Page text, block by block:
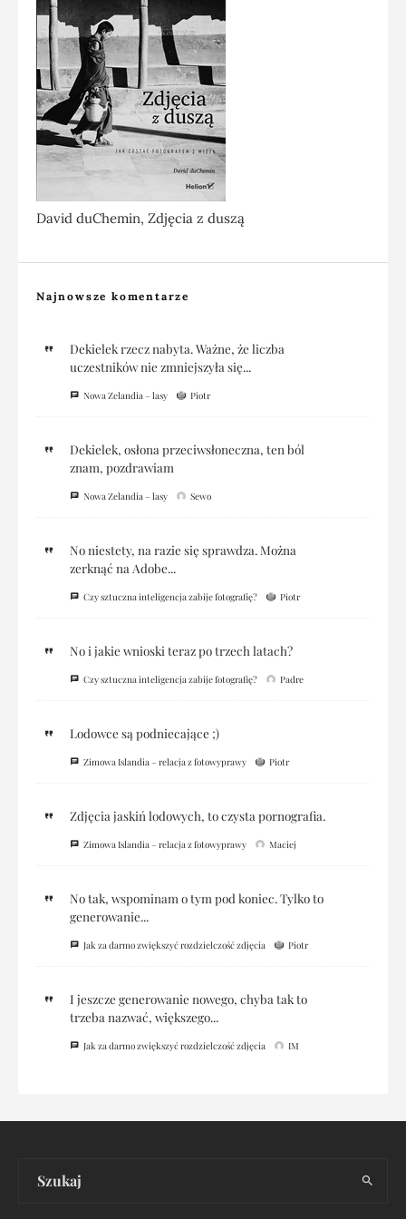
David duChemin, Zdjęcia z duszą
Najnowsze komentarze
Dekielek rzecz nabyta. Ważne, że liczba
uczestników nie zmniejszyła się...
Nowa Zelandia – lasy Piotr
Dekielek, osłona przeciwsłoneczna, ten ból
znam, pozdrawiam
Nowa Zelandia – lasy Sewo
No niestety, na razie się sprawdza. Można
zerknąć na Adobe...
Czy sztuczna inteligencja zabije fotografię? Piotr
No i jakie wnioski teraz po trzech latach?
Czy sztuczna inteligencja zabije fotografię? Padre
Lodowce są podniecające ;)
Zimowa Islandia – relacja z fotowyprawy Piotr
Zdjęcia jaskiń lodowych, to czysta pornografia.
Zimowa Islandia – relacja z fotowyprawy Maciej
No tak, wspominam o tym pod koniec. Tylko to
generowanie...
Jak za darmo zwiększyć rozdzielczość zdjęcia Piotr
I jeszcze generowanie nowego, chyba tak to
trzeba nazwać, większego...
Jak za darmo zwiększyć rozdzielczość zdjęcia IM